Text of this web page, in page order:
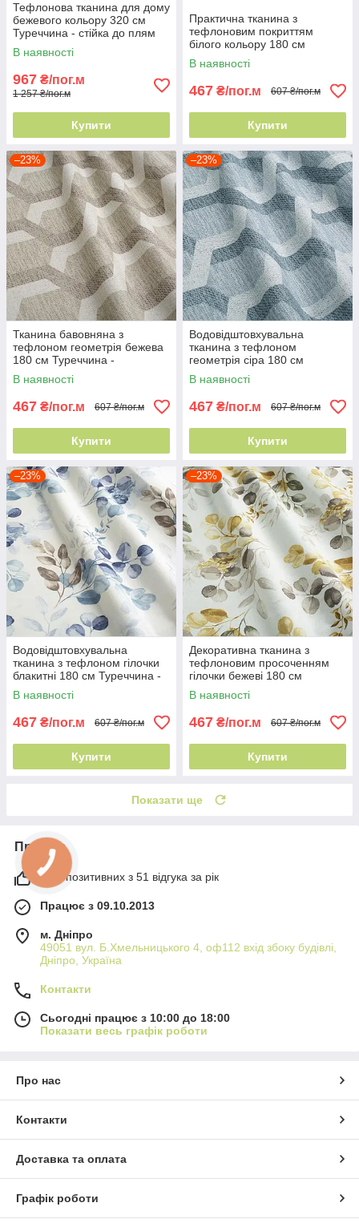
Тефлонова тканина для дому
бежевого кольору 320 см
Туреччина - стійка до плям
В наявності
967 ₴/пог.м
1 257 ₴/пог.м
Купити
Практична тканина з
тефлоновим покриттям
білого кольору 180 см
Туреччина для домашнього
текстилю
В наявності
467 ₴/пог.м 607 ₴/пог.м
Купити
–23%
Тканина бавовняна з
тефлоном геометрія бежева
180 см Туреччина -
графічний малюнок
В наявності
467 ₴/пог.м 607 ₴/пог.м
Купити
–23%
Водовідштовхувальна
тканина з тефлоном
геометрія сіра 180 см
Туреччина - графічний
малюнок
В наявності
467 ₴/пог.м 607 ₴/пог.м
Купити
–23%
Водовідштовхувальна
тканина з тефлоном гілочки
блакитні 180 см Туреччина -
природний мотив
В наявності
467 ₴/пог.м 607 ₴/пог.м
Купити
–23%
Декоративна тканина з
тефлоновим просоченням
гілочки бежеві 180 см
Туреччина - рослинний
орнамент
В наявності
467 ₴/пог.м 607 ₴/пог.м
Купити
Показати ще
Про нас
98% позитивних з 51 відгука за рік
Працює з 09.10.2013
м. Дніпро
49051 вул. Б.Хмельницького 4, оф112 вхід збоку будівлі,
Дніпро, Україна
Контакти
Сьогодні працює з 10:00 до 18:00
Показати весь графік роботи
Про нас
Контакти
Доставка та оплата
Графік роботи